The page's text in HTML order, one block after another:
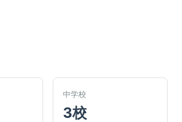
中学校
3校